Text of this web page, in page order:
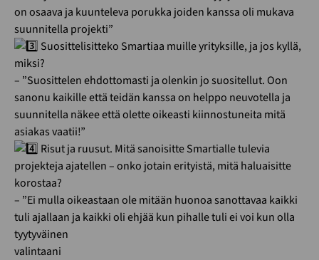
on osaava ja kuunteleva porukka joiden kanssa oli mukava
suunnitella projekti”
Suosittelisitteko Smartiaa muille yrityksille, ja jos kyllä,
miksi?
– ”Suosittelen ehdottomasti ja olenkin jo suositellut. Oon
sanonu kaikille että teidän kanssa on helppo neuvotella ja
suunnitella näkee että olette oikeasti kiinnostuneita mitä
asiakas vaatii!”
Risut ja ruusut. Mitä sanoisitte Smartialle tulevia
projekteja ajatellen – onko jotain erityistä, mitä haluaisitte
korostaa?
– ”Ei mulla oikeastaan ole mitään huonoa sanottavaa kaikki
tuli ajallaan ja kaikki oli ehjää kun pihalle tuli ei voi kun olla
tyytyväinen
valintaani